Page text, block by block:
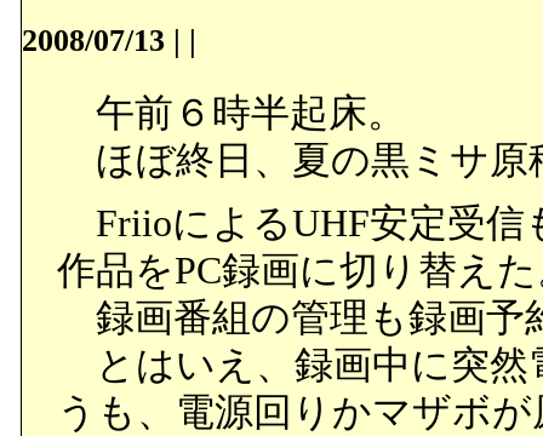
2008/07/13 | |
午前６時半起床。
ほぼ終日、夏の黒ミサ原
FriioによるUHF安定受信
作品をPC録画に切り替え
録画番組の管理も録画予
とはいえ、録画中に突然
うも、電源回りかマザボ